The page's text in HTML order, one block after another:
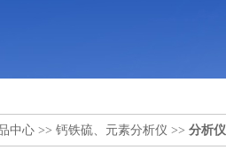
中心 >> 钙铁硫、元素分析仪 >> 分析仪